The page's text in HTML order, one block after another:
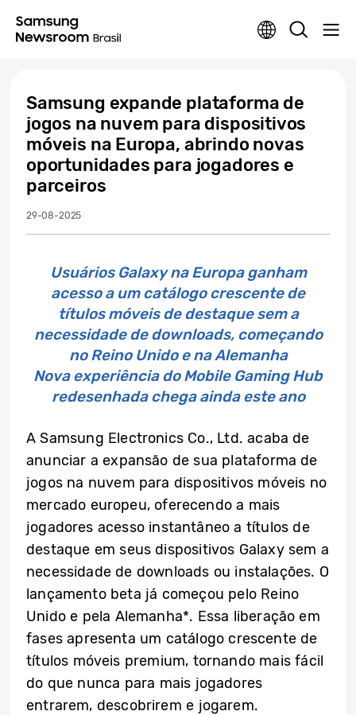
Samsung expande plataforma de
jogos na nuvem para dispositivos
móveis na Europa, abrindo novas
oportunidades para jogadores e
parceiros
29-08-2025
Usuários Galaxy na Europa ganham
acesso a um catálogo crescente de
títulos móveis de destaque sem a
necessidade de downloads, começando
no Reino Unido e na Alemanha
Nova experiência do Mobile Gaming Hub
redesenhada chega ainda este ano
A Samsung Electronics Co., Ltd. acaba de
anunciar a expansão de sua plataforma de
jogos na nuvem para dispositivos móveis no
mercado europeu, oferecendo a mais
jogadores acesso instantâneo a títulos de
destaque em seus dispositivos Galaxy sem a
necessidade de downloads ou instalações. O
lançamento beta já começou pelo Reino
Unido e pela Alemanha*. Essa liberação em
fases apresenta um catálogo crescente de
títulos móveis premium, tornando mais fácil
do que nunca para mais jogadores
entrarem, descobrirem e jogarem.